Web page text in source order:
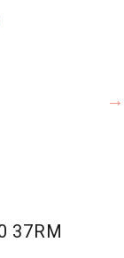
37RM